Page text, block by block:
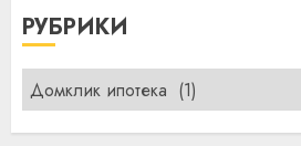
РУБРИКИ
Рубрики